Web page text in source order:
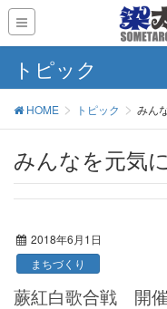
トピック
HOME トピック みん
みんなを元気に
2018年6月1日
まちづくり
蕨紅白歌合戦 開